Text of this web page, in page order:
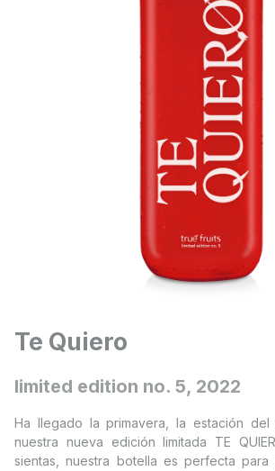
Te Quiero
limited edition no. 5, 2022
Ha llegado la primavera, la estación del
nuestra nueva edición limitada TE
sientas, nuestra botella es perfecta para